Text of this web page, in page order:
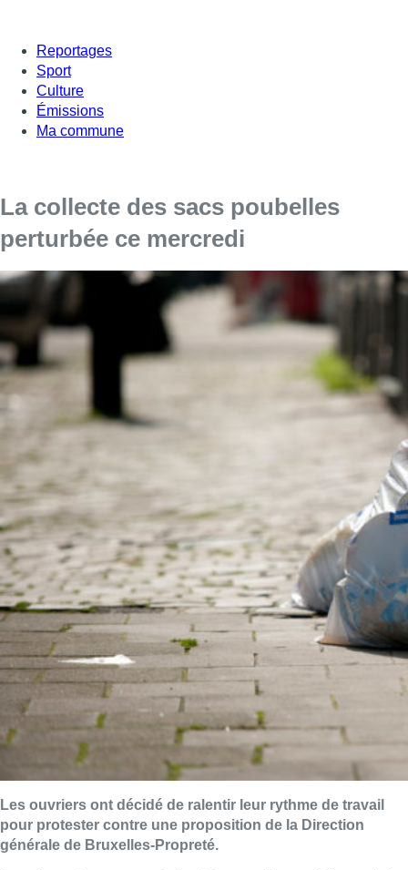
Reportages
Sport
Culture
Émissions
Ma commune
La collecte des sacs poubelles
perturbée ce mercredi
Les ouvriers ont décidé de ralentir leur rythme de travail
pour protester contre une proposition de la Direction
générale de Bruxelles-Propreté.